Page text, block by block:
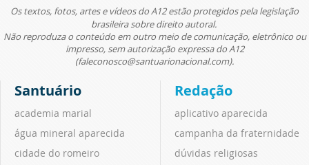
Os textos, fotos, artes e vídeos do A12 estão protegidos pela legislação
brasileira sobre direito autoral.
Não reproduza o conteúdo em outro meio de comunicação, eletrônico ou
impresso, sem autorização expressa do A12
(faleconosco@santuarionacional.com).
Santuário
academia marial
água mineral aparecida
cidade do romeiro
Redação
aplicativo aparecida
campanha da fraternidade
dúvidas religiosas